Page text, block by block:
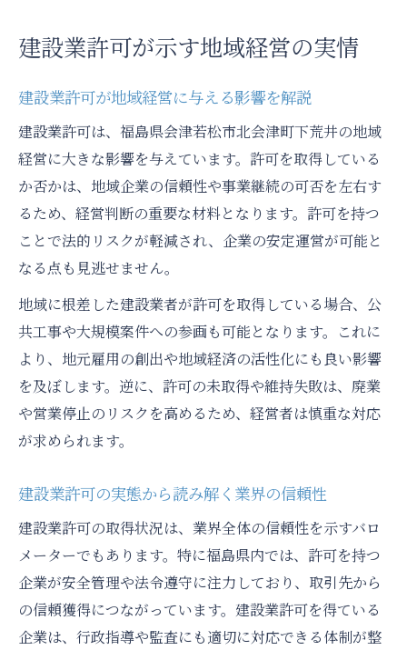
廃業届から見抜く事業継続リスク
建設業の廃業届が増加する背景を分析
福島県廃業届から読み解く経営リスク
建設業許可一部廃業事例に学ぶ注意点
廃業届情報を活用した建設業のリスク対策
建設業許可廃業届で見える事業継続の課題
北会津町下荒井で注目すべき建設業動向
建設業界の最新動向を北会津町下荒井で解
説
建設業許可の視点で見る地元事業者の変化
営業停止や廃業が与える地域建設業への影
響
建設業の廃業事例が示す今後の課題と対策
建設業界における人材確保の難しさと現状
離職率の背景にある建設業界の課題
建設業協会のデータで見る離職率の実態
３年以内離職率が示す建設業の人材問題
福島県建設業の離職傾向と対策のポイント
建設業界の働き方改革が離職率に与える影
建設業許可が示す地域経営の実情
建設業許可が地域経営に与える影響を解説
建設業許可は、福島県会津若松市北会津町下荒井の地域
経営に大きな影響を与えています。許可を取得している
か否かは、地域企業の信頼性や事業継続の可否を左右す
るため、経営判断の重要な材料となります。許可を持つ
ことで法的リスクが軽減され、企業の安定運営が可能と
なる点も見逃せません。
地域に根差した建設業者が許可を取得している場合、公
共工事や大規模案件への参画も可能となります。これに
より、地元雇用の創出や地域経済の活性化にも良い影響
を及ぼします。逆に、許可の未取得や維持失敗は、廃業
や営業停止のリスクを高めるため、経営者は慎重な対応
が求められます。
建設業許可の実態から読み解く業界の信頼性
建設業許可の取得状況は、業界全体の信頼性を示すバロ
メーターでもあります。特に福島県内では、許可を持つ
企業が安全管理や法令遵守に注力しており、取引先から
の信頼獲得につながっています。建設業許可を得ている
企業は、行政指導や監査にも適切に対応できる体制が整